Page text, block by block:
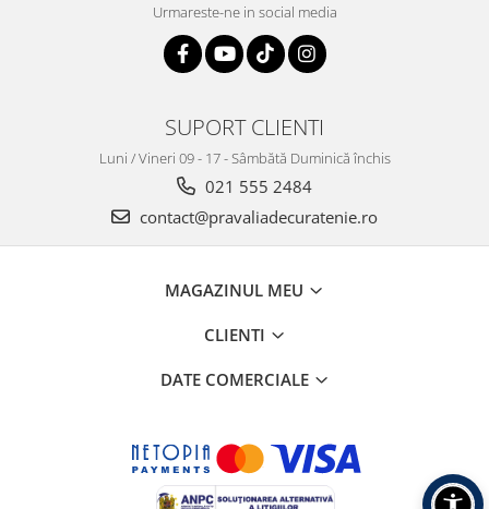
Urmareste-ne in social media
SUPORT CLIENTI
Luni / Vineri 09 - 17 - Sâmbătă Duminică închis
021 555 2484
contact@pravaliadecuratenie.ro
MAGAZINUL MEU
CLIENTI
DATE COMERCIALE